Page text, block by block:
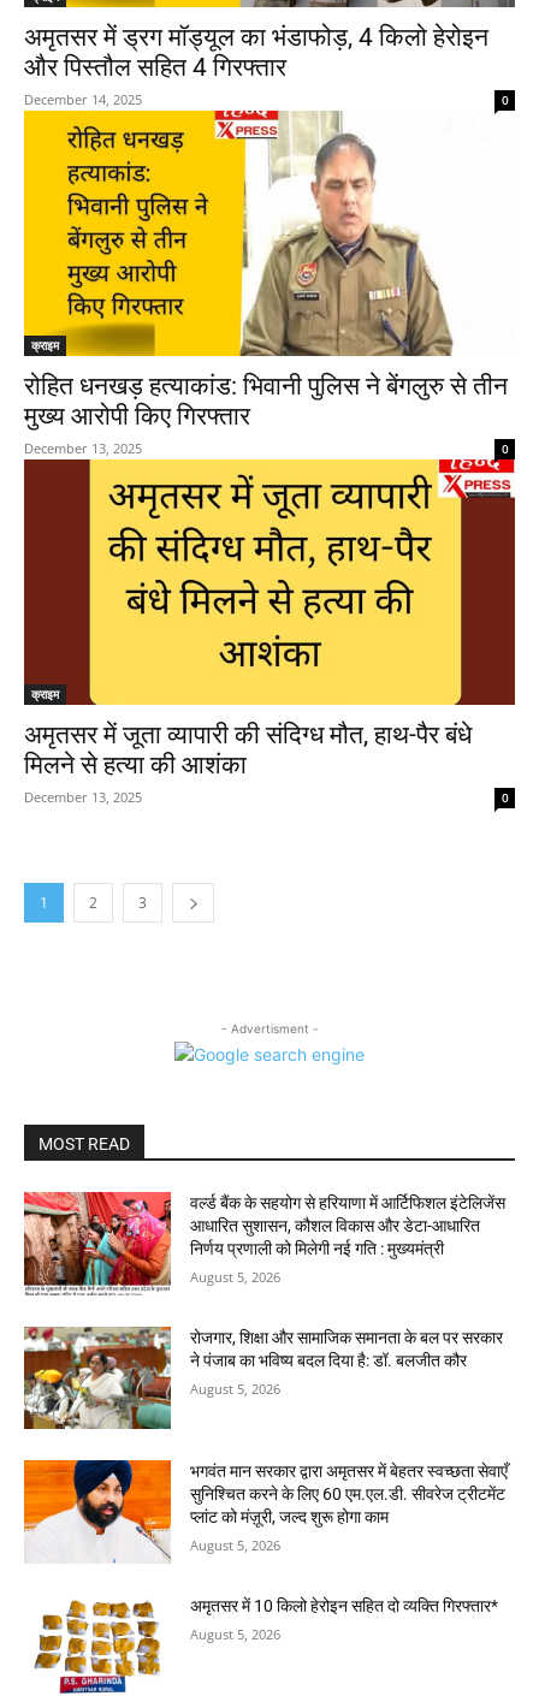
अमृतसर में ड्रग मॉड्यूल का भंडाफोड़, 4 किलो हेरोइन
और पिस्तौल सहित 4 गिरफ्तार
December 14, 2025 0
क्राइम
रोहित धनखड़ हत्याकांड: भिवानी पुलिस ने बेंगलुरु से तीन
मुख्य आरोपी किए गिरफ्तार
December 13, 2025 0
क्राइम
अमृतसर में जूता व्यापारी की संदिग्ध मौत, हाथ-पैर बंधे
मिलने से हत्या की आशंका
December 13, 2025 0
1 2 3
- Advertisment -
MOST READ
वर्ल्ड बैंक के सहयोग से हरियाणा में आर्टिफिशल इंटेलिजेंस
आधारित सुशासन, कौशल विकास और डेटा-आधारित
निर्णय प्रणाली को मिलेगी नई गति : मुख्यमंत्री
August 5, 2026
रोजगार, शिक्षा और सामाजिक समानता के बल पर सरकार
ने पंजाब का भविष्य बदल दिया है: डॉ. बलजीत कौर
August 5, 2026
भगवंत मान सरकार द्वारा अमृतसर में बेहतर स्वच्छता सेवाएँ
सुनिश्चित करने के लिए 60 एम.एल.डी. सीवरेज ट्रीटमेंट
प्लांट को मंज़ूरी, जल्द शुरू होगा काम
August 5, 2026
अमृतसर में 10 किलो हेरोइन सहित दो व्यक्ति गिरफ्तार*
August 5, 2026